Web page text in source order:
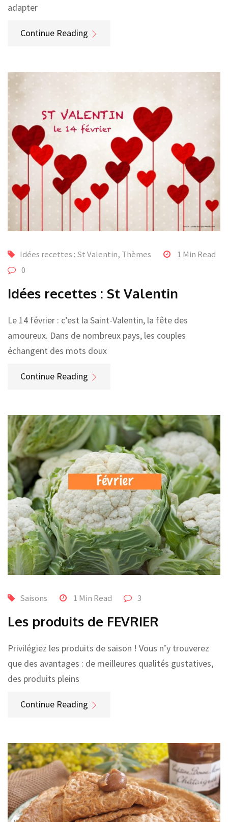
adapter
Continue Reading
Idées recettes : St Valentin, Thèmes
1 Min Read
0
Idées recettes : St Valentin
Le 14 février : c’est la Saint-Valentin, la fête des
amoureux. Dans de nombreux pays, les couples
échangent des mots doux
Continue Reading
Saisons 1 Min Read 3
Les produits de FEVRIER
Privilégiez les produits de saison ! Vous n’y trouverez
que des avantages : de meilleures qualités gustatives,
des produits pleins
Continue Reading